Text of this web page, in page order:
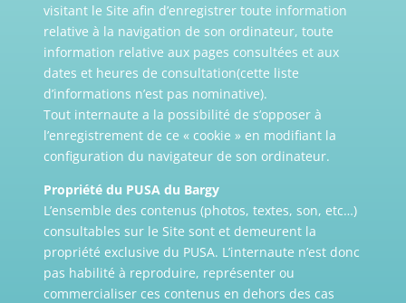
visitant le Site afin d’enregistrer toute information
relative à la navigation de son ordinateur, toute
information relative aux pages consultées et aux
dates et heures de consultation(cette liste
d’informations n’est pas nominative).
Tout internaute a la possibilité de s’opposer à
l’enregistrement de ce « cookie » en modifiant la
configuration du navigateur de son ordinateur.
Propriété du PUSA du Bargy
L’ensemble des contenus (photos, textes, son, etc…)
consultables sur le Site sont et demeurent la
propriété exclusive du PUSA. L’internaute n’est donc
pas habilité à reproduire, représenter ou
commercialiser ces contenus en dehors des cas